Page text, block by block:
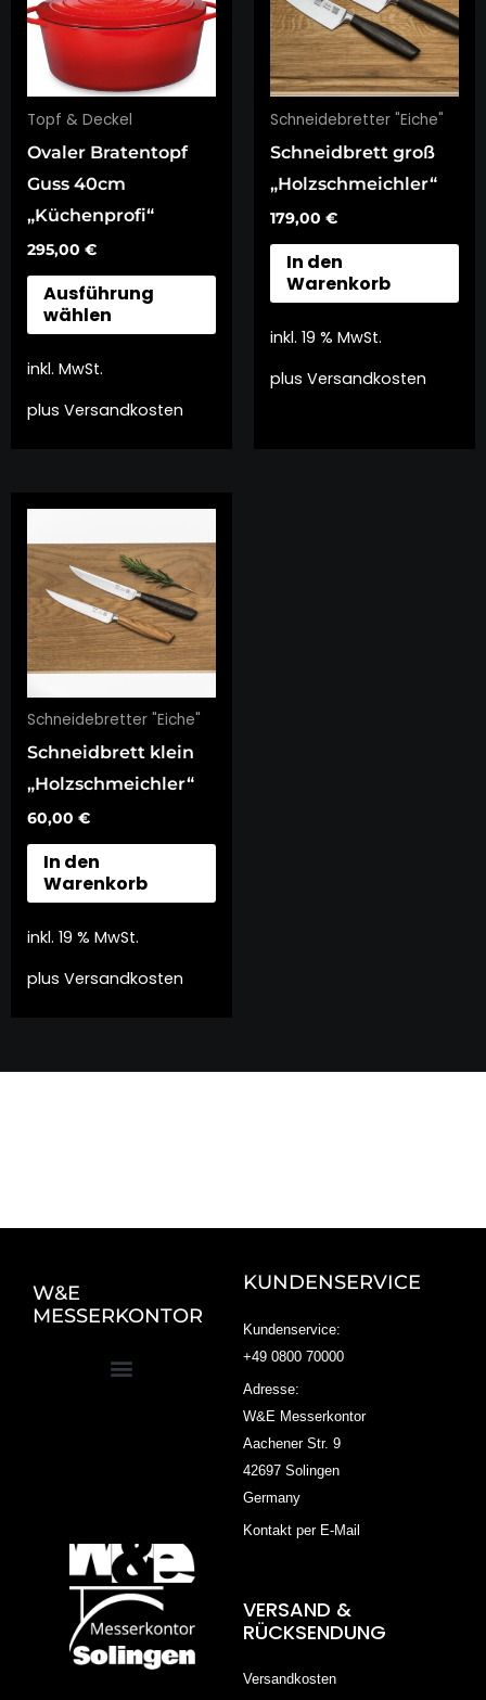
Topf & Deckel
Ovaler Bratentopf
Guss 40cm
„Küchenprofi“
295,00 €
Ausführung
wählen
Varianten
Die
Optionen
können
Produktseite
gewählt
inkl. MwSt.
plus Versandkosten
Schneidebretter "Eiche"
Schneidbrett groß
„Holzschmeichler“
179,00 €
In den
Warenkorb
inkl. 19 % MwSt.
plus Versandkosten
Schneidebretter "Eiche"
Schneidbrett klein
„Holzschmeichler“
60,00 €
In den
Warenkorb
inkl. 19 % MwSt.
plus Versandkosten
W&E
MESSERKONTOR
KUNDENSERVICE
Kundenservice:
+49 0800 70000
Adresse:
W&E Messerkontor
Aachener Str. 9
42697 Solingen
Germany
Kontakt per E-Mail
VERSAND &
RÜCKSENDUNG
Versandkosten